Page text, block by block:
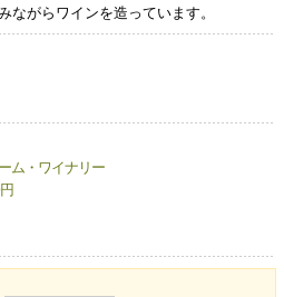
ながらワインを造っています。
ム・ワイナリー